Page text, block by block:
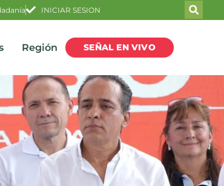
INICIAR SESION
Región SEÑAL EN VIVO